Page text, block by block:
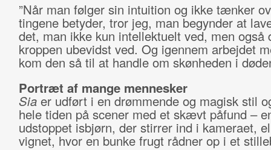
”Når man følger sin intuition og ikke tænker
tingene betyder, tror jeg, man begynder at
det, man ikke kun intellektuelt ved, men også
kroppen ubevidst ved. Og igennem arbejdet
kom den så til at handle om skønheden i
Portræt af mange mennesker
Siaer udført i en drømmende og magisk stil
hele tiden på scener med et skævt påfund –
udstoppet isbjørn, der stirrer ind i kameraet,
vignet, hvor en bunke frugt rådner op i et